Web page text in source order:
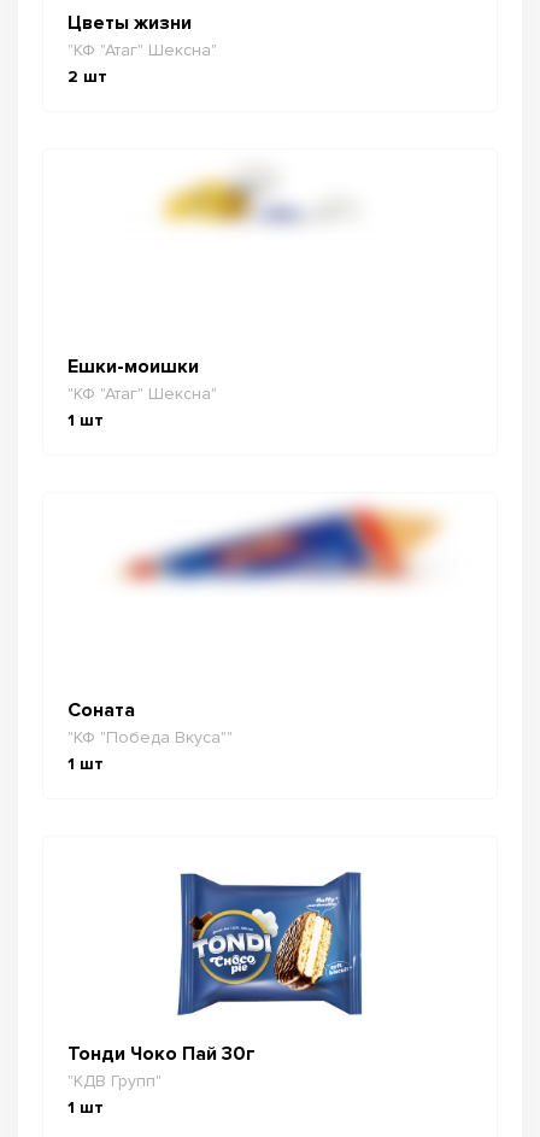
Цветы жизни
"КФ "Атаг" Шексна"
2 шт
Ешки-моишки
"КФ "Атаг" Шексна"
1 шт
Соната
"КФ "Победа Вкуса""
1 шт
Тонди Чоко Пай 30г
"КДВ Групп"
1 шт